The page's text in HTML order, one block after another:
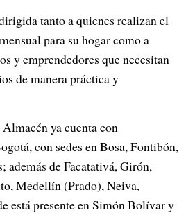
tanto a quienes realizan el
para su hogar como a
y emprendedores que necesitan
de manera práctica y
ya cuenta con
con sedes en Bosa, Fontibón,
además de Facatativá, Girón,
Medellín (Prado), Neiva,
está presente en Simón Bolívar y